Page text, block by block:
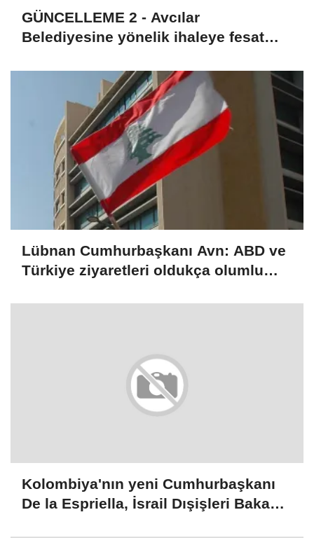
GÜNCELLEME 2 - Avcılar
Belediyesine yönelik ihaleye fesat
şüpheli tutuklandı
Lübnan Cumhurbaşkanı Avn: ABD ve
Türkiye ziyaretleri oldukça olumlu
Kolombiya'nın yeni Cumhurbaşkanı
De la Espriella, İsrail Dışişleri Bakanı